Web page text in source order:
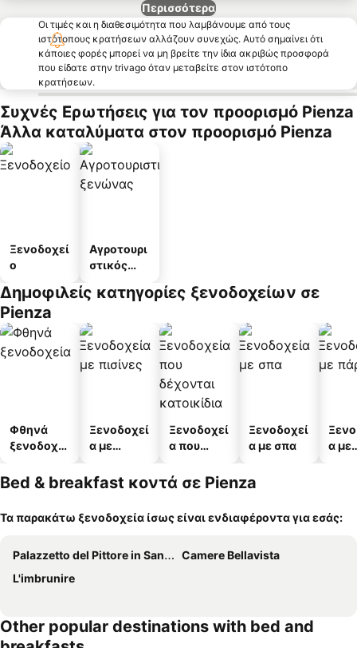
Περισσότερα
Οι τιμές και η διαθεσιμότητα που λαμβάνουμε από τους
ιστότοπους κρατήσεων αλλάζουν συνεχώς. Αυτό σημαίνει ότι
κάποιες φορές μπορεί να μη βρείτε την ίδια ακριβώς προσφορά
που είδατε στην trivago όταν μεταβείτε στον ιστότοπο
κρατήσεων.
Συχνές Ερωτήσεις για τον προορισμό Pienza
Άλλα καταλύματα στον προορισμό Pienza
Ξενοδοχεί
ο
Αγροτουρι
στικός
Δημοφιλείς κατηγορίες ξενοδοχείων σε
Pienza
Φθηνά
ξενοδοχεί
Ξενοδοχεί
α με
Ξενοδοχεί
α που
κατοικίδι
α
Ξενοδοχεί
α με σπα
α με
Bed & breakfast κοντά σε Pienza
Τα παρακάτω ξενοδοχεία ίσως είναι ενδιαφέροντα για εσάς:
Palazzetto del Pittore in San Quirico d'Orcia
Camere Bellavista
L'imbrunire
Other popular destinations with bed and